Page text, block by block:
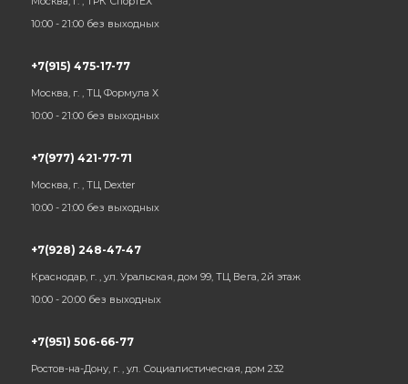
10:00 - 21:00 без выходных
+7(915) 475-17-77
Москва, г. , ТЦ Формула Х
10:00 - 21:00 без выходных
+7(977) 421-77-71
Москва, г. , ТЦ Dexter
10:00 - 21:00 без выходных
+7(928) 248-47-47
Краснодар, г. , ул. Уральская, дом 99, ТЦ Вега, 2й этаж
10:00 - 20:00 без выходных
+7(951) 506-66-77
Ростов-на-Дону, г. , ул. Социалистическая, дом 232